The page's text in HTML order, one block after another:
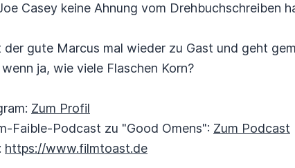
Casey keine Ahnung vom Drehbuchschreiben
der gute Marcus mal wieder zu Gast und geht
ja, wie viele Flaschen Korn?
Zum Profil
Faible-Podcast zu "Good Omens": Zum Podcast
https://www.filmtoast.de